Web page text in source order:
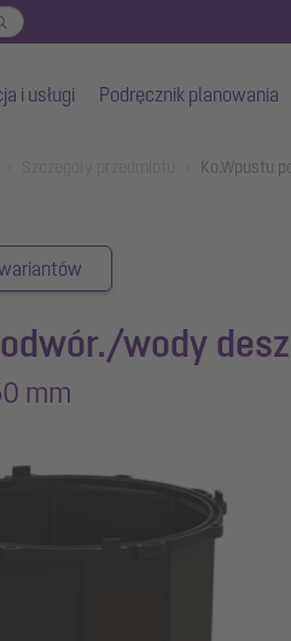
i usługi Podręcznik planowania
Ko.Wpustu
wody
mm